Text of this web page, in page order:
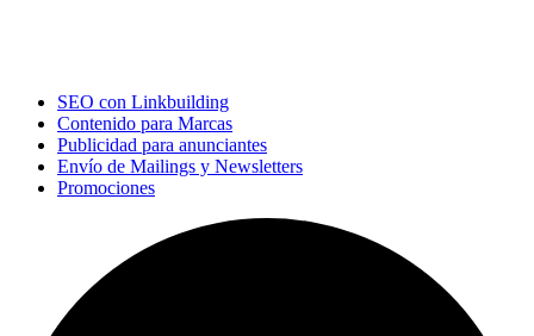
SEO con Linkbuilding
Contenido para Marcas
Publicidad para anunciantes
Envío de Mailings y Newsletters
Promociones